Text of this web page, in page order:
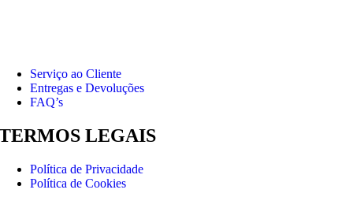
Serviço ao Cliente
Entregas e Devoluções
FAQ’s
LEGAIS
Política de Privacidade
Política de Cookies